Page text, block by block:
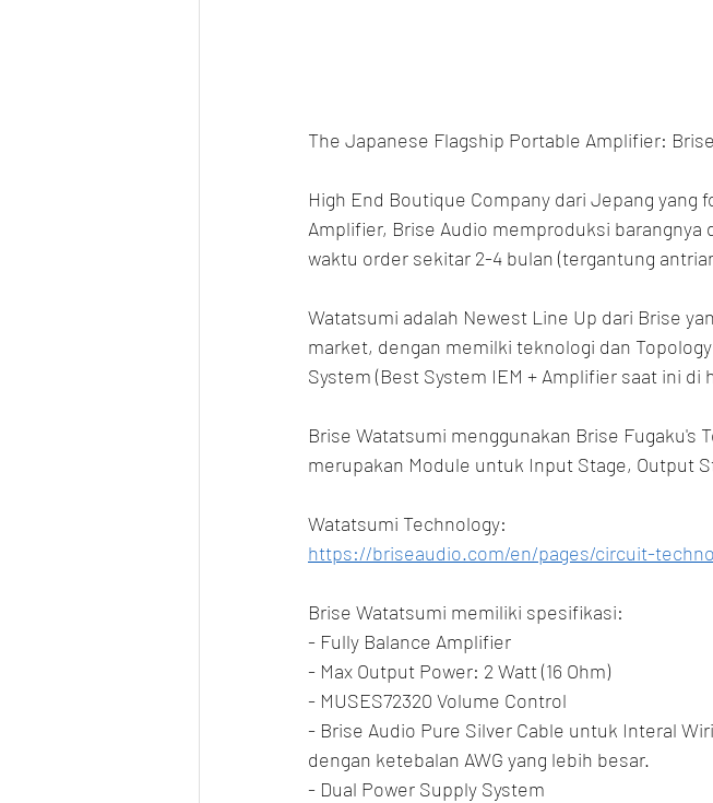
The Japanese Flagship Portable Amplifier:
High End Boutique Company dari Jepang yang
Amplifier, Brise Audio memproduksi
waktu order sekitar 2-4 bulan (tergantung
Watatsumi adalah Newest Line Up dari Brise
market, dengan memilki teknologi dan
System (Best System IEM + Amplifier saat ini di
Brise Watatsumi menggunakan Brise Fugaku's
merupakan Module untuk Input Stage, Output
Watatsumi Technology:
https://briseaudio.com/en/pages/circuit-
Brise Watatsumi memiliki spesifikasi:
- Fully Balance Amplifier
- Max Output Power: 2 Watt (16 Ohm)
- MUSES72320 Volume Control
- Brise Audio Pure Silver Cable untuk Interal
dengan ketebalan AWG yang lebih besar.
- Dual Power Supply System